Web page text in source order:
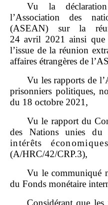
Vu la
l’Association des
(ASEAN) sur la
24 avril 2021 ainsi que
l’issue de la réunion
affaires étrangères de
Vu les rapports de
prisonniers politiques,
du 18 octobre 2021,
Vu le rapport du
des Nations unies du
intérêts
(A/HRC/42/CRP.3),
Vu le communiqué
du Fonds monétaire
Considérant que les